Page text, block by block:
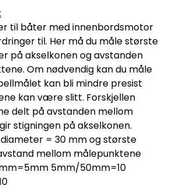
til båter med innenbordsmotor
til. Her må du måle største
på akselkonen og avstanden
Om nødvendig kan du måle
kan bli mindre presist
kan være slitt. Forskjellen
delt på avstanden mellom
stigningen på akselkonen.
= 30 mm og største
mellom målepunktene
5mm/50mm=10